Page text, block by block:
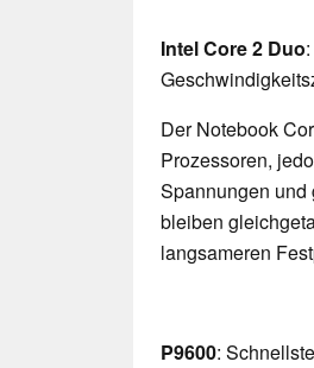
Intel Core 2 Duo
Der Notebook
Prozessoren,
Spannungen und
bleiben
langsameren
P9600: